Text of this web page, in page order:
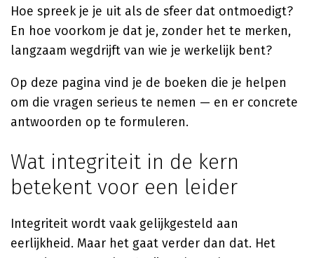
Hoe spreek je je uit als de sfeer dat ontmoedigt?
En hoe voorkom je dat je, zonder het te merken,
langzaam wegdrijft van wie je werkelijk bent?
Op deze pagina vind je de boeken die je helpen
om die vragen serieus te nemen — en er concrete
antwoorden op te formuleren.
Wat integriteit in de kern
betekent voor een leider
Integriteit wordt vaak gelijkgesteld aan
eerlijkheid. Maar het gaat verder dan dat. Het